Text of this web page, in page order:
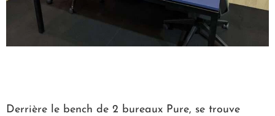
Derrière le bench de 2 bureaux Pure, se trouve